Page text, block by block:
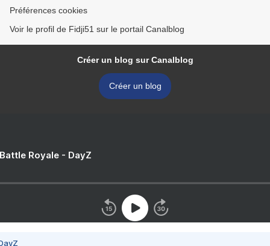
Préférences cookies
Voir le profil de Fidji51 sur le portail Canalblog
Créer un blog sur Canalblog
Créer un blog
Royale - DayZ